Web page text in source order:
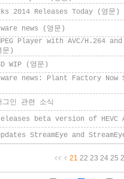
2014 Releases Today (영문)
news (영문)
Player with AVC/H.264 and
)
WIP (영문)
news: Plant Factory Now
인 관련 소식
beta version of HEVC
StreamEye and
21 22 23 24 25